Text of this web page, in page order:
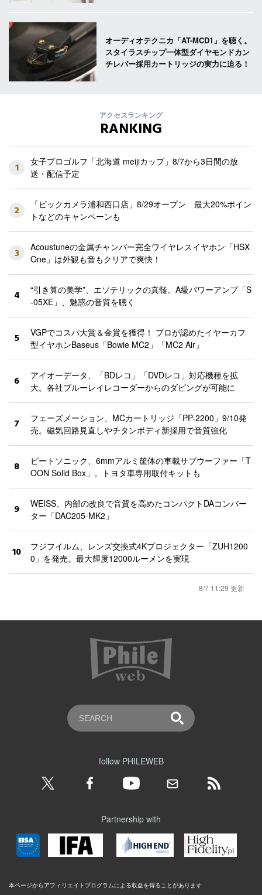
オーディオテクニカ「AT-MCD1」を聴く。
スタイラスチップ一体型ダイヤモンドカン
チレバー採用カートリッジの実力に迫る！
アクセスランキング
RANKING
1
女子プロゴルフ「北海道 meijiカップ」8/7から3日間の放
送・配信予定
2
「ビックカメラ浦和西口店」8/29オープン 最大20%ポイン
トなどのキャンペーンも
3
Acoustuneの金属チャンバー完全ワイヤレスイヤホン「HSX
One」は外観も音もクリアで爽快！
4
“引き算の美学”、エソテリックの真髄。A級パワーアンプ「S
-05XE」、魅惑の音質を聴く
5
VGPでコスパ大賞＆金賞を獲得！ プロが認めたイヤーカフ
型イヤホンBaseus「Bowie MC2」「MC2 Air」
6
アイオーデータ、「BDレコ」「DVDレコ」対応機種を拡
大。各社ブルーレイレコーダーからのダビングが可能に
7
フェーズメーション、MCカートリッジ「PP-2200」9/10発
売。磁気回路見直しやチタンボディ新採用で音質強化
8
ビートソニック、6mmアルミ筐体の車載サブウーファー「T
OON Solid Box」。トヨタ車専用取付キットも
9
WEISS、内部の改良で音質を高めたコンパクトDAコンバー
ター「DAC205-MK2」
10
フジフイルム、レンズ交換式4Kプロジェクター「ZUH1200
0」を発売。最大輝度12000ルーメンを実現
8/7 11:29 更新
follow PHILEWEB
Partnership with
本ページからアフィリエイトプログラムによる収益を得ることがあります